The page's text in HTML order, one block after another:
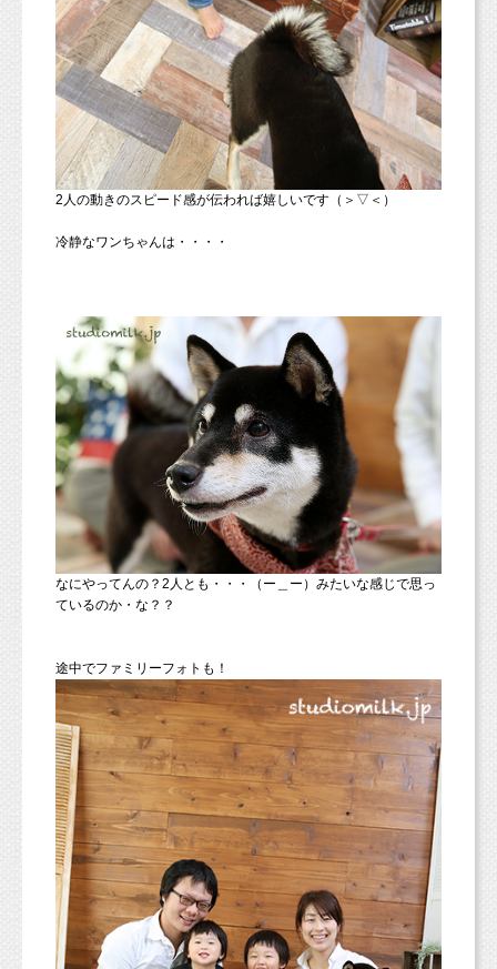
2人の動きのスピード感が伝われば嬉しいです（＞▽＜）
冷静なワンちゃんは・・・・
なにやってんの？2人とも・・・（ー＿ー）みたいな感じで思っ
ているのか・な？？
途中でファミリーフォトも！